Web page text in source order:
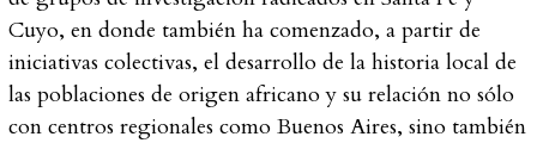
Cuyo, en donde también ha comenzado, a partir de
iniciativas colectivas, el desarrollo de la historia local de
las poblaciones de origen africano y su relación no sólo
con centros regionales como Buenos Aires, sino también